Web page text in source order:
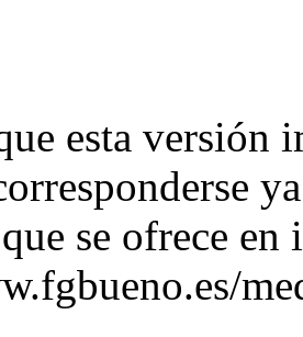
esta versión
se ofrece en